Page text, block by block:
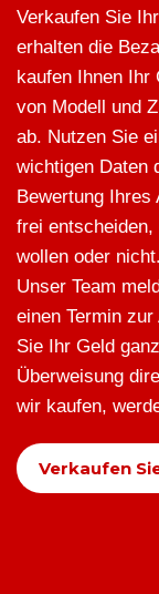
Verkaufen Sie
erhalten die
kaufen Ihnen Ihr
von Modell und
ab. Nutzen Sie
wichtigen Daten
Bewertung Ihres
frei entscheiden,
wollen oder nicht.
Unser Team
einen Termin
Sie Ihr Geld
Überweisung
wir kaufen,
Verkaufen